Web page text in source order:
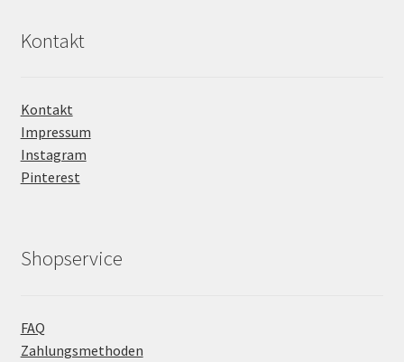
Kontakt
Kontakt
Impressum
Instagram
Pinterest
Shopservice
FAQ
Zahlungsmethoden